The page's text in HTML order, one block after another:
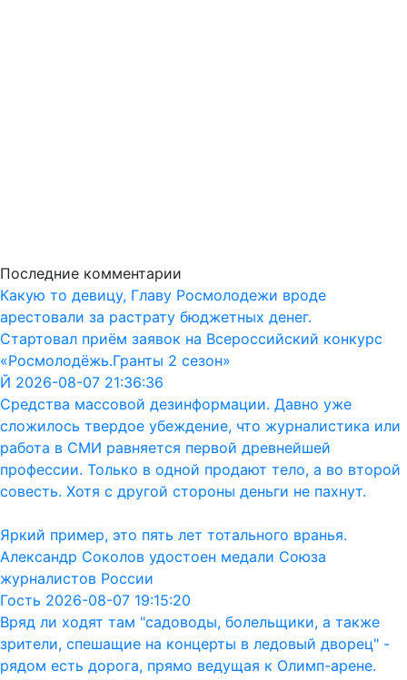
Последние комментарии
Какую то девицу, Главу Росмолодежи вроде
арестовали за растрату бюджетных денег.
Стартовал приём заявок на Всероссийский конкурс
«Росмолодёжь.Гранты 2 сезон»
Й 2026-08-07 21:36:36
Средства массовой дезинформации. Давно уже
сложилось твердое убеждение, что журналистика или
работа в СМИ равняется первой древнейшей
профессии. Только в одной продают тело, а во второй
совесть. Хотя с другой стороны деньги не пахнут.
Яркий пример, это пять лет тотального вранья.
Александр Соколов удостоен медали Союза
журналистов России
Гость 2026-08-07 19:15:20
Вряд ли ходят там "садоводы, болельщики, а также
зрители, спешащие на концерты в ледовый дворец" -
рядом есть дорога, прямо ведущая к Олимп-арене.